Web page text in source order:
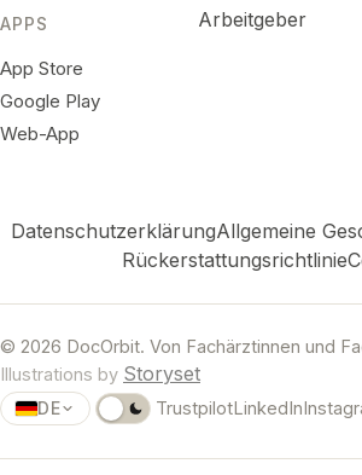
APPS
App Store
Google Play
Web-App
Arbeitgeber
DatenschutzerklärungAllgemeine
Rückerstattungsrichtlinie
© 2026 DocOrbit. Von Fachärztinnen und
Illustrations by Storyset
DE TrustpilotLinkedIn